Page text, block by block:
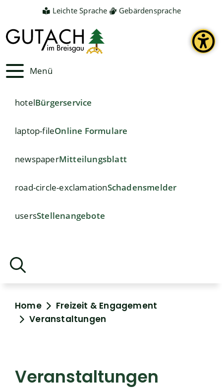
Leichte Sprache Gebärdensprache
Menü
hotelBürgerservice
laptop-fileOnline Formulare
newspaperMitteilungsblatt
road-circle-exclamationSchadensmelder
usersStellenangebote
Home
Freizeit & Engagement
Veranstaltungen
Veranstaltungen